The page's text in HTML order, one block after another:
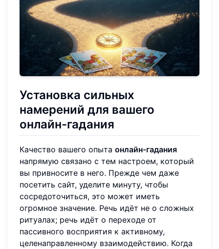
Установка сильных
намерений для вашего
онлайн-гадания
Качество вашего опыта онлайн-гадания
напрямую связано с тем настроем, который
вы привносите в него. Прежде чем даже
посетить сайт, уделите минуту, чтобы
сосредоточиться, это может иметь
огромное значение. Речь идёт не о сложных
ритуалах; речь идёт о переходе от
пассивного восприятия к активному,
целенаправленному взаимодействию. Когда